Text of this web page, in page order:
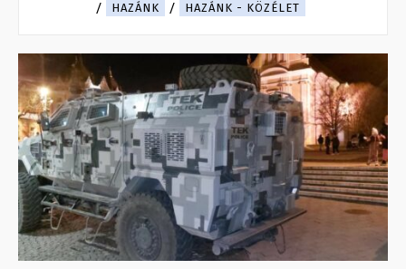
HAZÁNK
HAZÁNK - KÖZÉLET